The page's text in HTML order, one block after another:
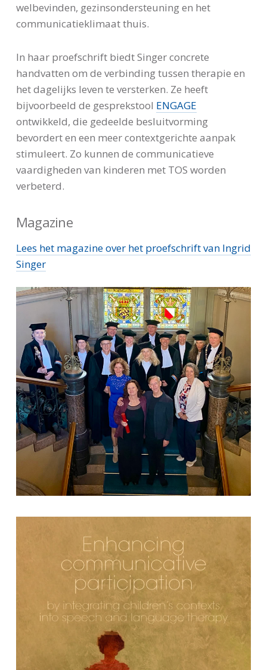
welbevinden, gezinsondersteuning en het
communicatieklimaat thuis.
In haar proefschrift biedt Singer concrete
handvatten om de verbinding tussen therapie en
het dagelijks leven te versterken. Ze heeft
bijvoorbeeld de gesprekstool ENGAGE
ontwikkeld, die gedeelde besluitvorming
bevordert en een meer contextgerichte aanpak
stimuleert. Zo kunnen de communicatieve
vaardigheden van kinderen met TOS worden
verbeterd.
Magazine
Lees het magazine over het proefschrift van Ingrid
Singer